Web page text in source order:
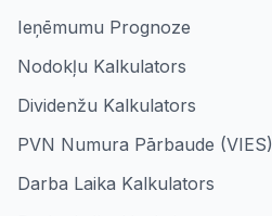
Ieņēmumu Prognoze
Nodokļu Kalkulators
Dividenžu Kalkulators
PVN Numura Pārbaude (VIES)
Darba Laika Kalkulators